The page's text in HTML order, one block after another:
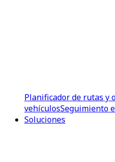
Planificador de rutas y
vehículosSeguimiento
Soluciones